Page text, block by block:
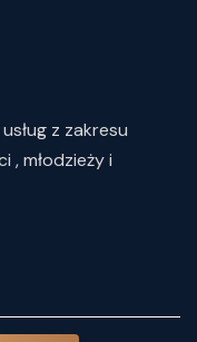
usług z zakresu
, młodzieży i